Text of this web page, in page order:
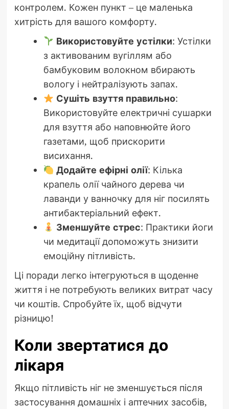
контролем. Кожен пункт – це маленька
хитрість для вашого комфорту.
Використовуйте устілки: Устілки
з активованим вугіллям або
бамбуковим волокном вбирають
вологу і нейтралізують запах.
Сушіть взуття правильно:
Використовуйте електричні сушарки
для взуття або наповнюйте його
газетами, щоб прискорити
висихання.
Додайте ефірні олії: Кілька
крапель олії чайного дерева чи
лаванди у ванночку для ніг посилять
антибактеріальний ефект.
Зменшуйте стрес: Практики йоги
чи медитації допоможуть знизити
емоційну пітливість.
Ці поради легко інтегруються в щоденне
життя і не потребують великих витрат часу
чи коштів. Спробуйте їх, щоб відчути
різницю!
Коли звертатися до
лікаря
Якщо пітливість ніг не зменшується після
застосування домашніх і аптечних засобів,